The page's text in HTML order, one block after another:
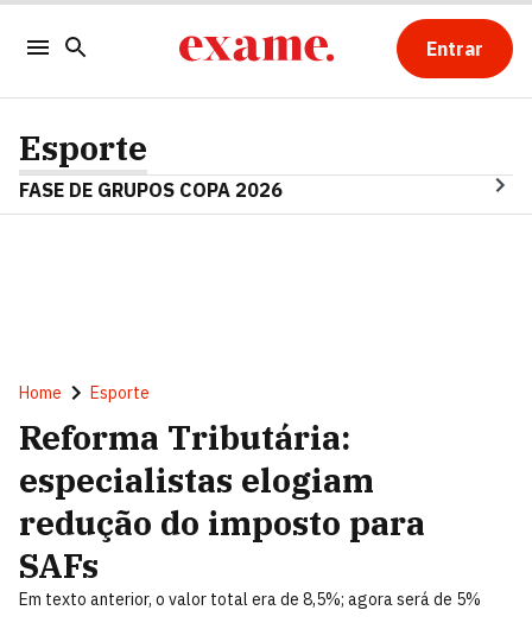
Entrar
Esporte
FASE DE GRUPOS COPA 2026
Home Esporte
Reforma Tributária:
especialistas elogiam
redução do imposto para
SAFs
Em texto anterior, o valor total era de 8,5%; agora será de 5%